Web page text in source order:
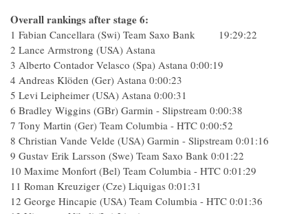
Overall rankings after stage 6:
1 Fabian Cancellara (Swi) Team Saxo Bank 19:29:22
2 Lance Armstrong (USA) Astana
3 Alberto Contador Velasco (Spa) Astana 0:00:19
4 Andreas Klöden (Ger) Astana 0:00:23
5 Levi Leipheimer (USA) Astana 0:00:31
6 Bradley Wiggins (GBr) Garmin - Slipstream 0:00:38
7 Tony Martin (Ger) Team Columbia - HTC 0:00:52
8 Christian Vande Velde (USA) Garmin - Slipstream 0:01:16
9 Gustav Erik Larsson (Swe) Team Saxo Bank 0:01:22
10 Maxime Monfort (Bel) Team Columbia - HTC 0:01:29
11 Roman Kreuziger (Cze) Liquigas 0:01:31
12 George Hincapie (USA) Team Columbia - HTC 0:01:36